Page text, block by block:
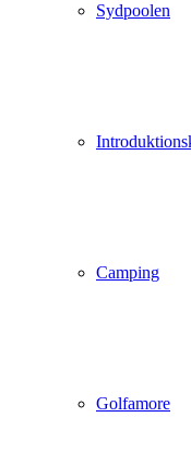
Sydpoolen
Camping
Golfamore